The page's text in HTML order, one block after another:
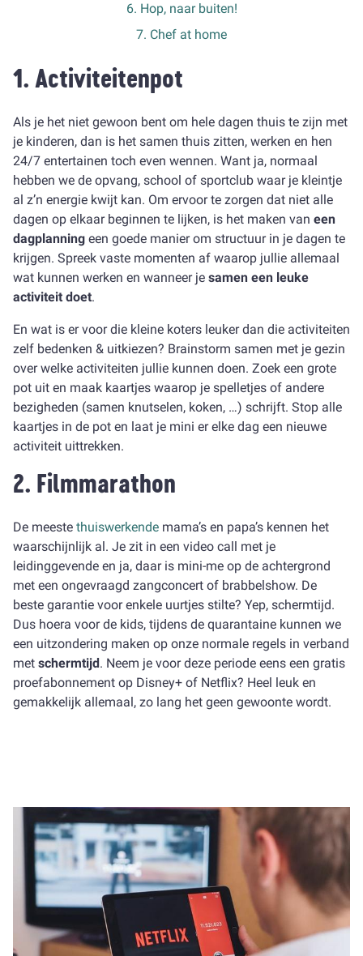
6. Hop, naar buiten!
7. Chef at home
1. Activiteitenpot
Als je het niet gewoon bent om hele dagen thuis te zijn met
je kinderen, dan is het samen thuis zitten, werken en hen
24/7 entertainen toch even wennen. Want ja, normaal
hebben we de opvang, school of sportclub waar je kleintje
al z’n energie kwijt kan. Om ervoor te zorgen dat niet alle
dagen op elkaar beginnen te lijken, is het maken van een
dagplanning een goede manier om structuur in je dagen te
krijgen. Spreek vaste momenten af waarop jullie allemaal
wat kunnen werken en wanneer je samen een leuke
activiteit doet.
En wat is er voor die kleine koters leuker dan die activiteiten
zelf bedenken & uitkiezen? Brainstorm samen met je gezin
over welke activiteiten jullie kunnen doen. Zoek een grote
pot uit en maak kaartjes waarop je spelletjes of andere
bezigheden (samen knutselen, koken, …) schrijft. Stop alle
kaartjes in de pot en laat je mini er elke dag een nieuwe
activiteit uittrekken.
2. Filmmarathon
De meeste thuiswerkende mama’s en papa’s kennen het
waarschijnlijk al. Je zit in een video call met je
leidinggevende en ja, daar is mini-me op de achtergrond
met een ongevraagd zangconcert of brabbelshow. De
beste garantie voor enkele uurtjes stilte? Yep, schermtijd.
Dus hoera voor de kids, tijdens de quarantaine kunnen we
een uitzondering maken op onze normale regels in verband
met schermtijd. Neem je voor deze periode eens een gratis
proefabonnement op Disney+ of Netflix? Heel leuk en
gemakkelijk allemaal, zo lang het geen gewoonte wordt.